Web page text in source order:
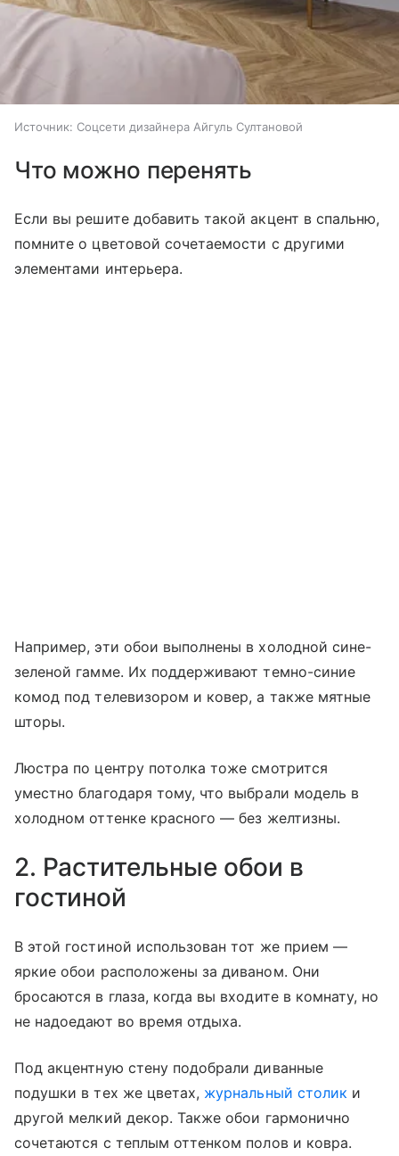
Источник: Соцсети дизайнера Айгуль Султановой
Что можно перенять
Если вы решите добавить такой акцент в спальню,
помните о цветовой сочетаемости с другими
элементами интерьера.
Например, эти обои выполнены в холодной сине-
зеленой гамме. Их поддерживают темно-синие
комод под телевизором и ковер, а также мятные
шторы.
Люстра по центру потолка тоже смотрится
уместно благодаря тому, что выбрали модель в
холодном оттенке красного — без желтизны.
2. Растительные обои в
гостиной
В этой гостиной использован тот же прием —
яркие обои расположены за диваном. Они
бросаются в глаза, когда вы входите в комнату, но
не надоедают во время отдыха.
Под акцентную стену подобрали диванные
подушки в тех же цветах, журнальный столик и
другой мелкий декор. Также обои гармонично
сочетаются с теплым оттенком полов и ковра.